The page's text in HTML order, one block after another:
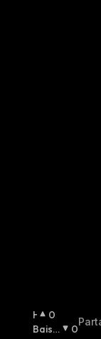
H
A
0
Baissi
0